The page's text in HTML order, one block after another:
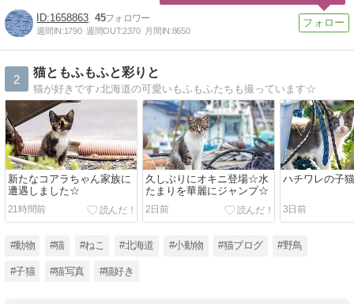
1658863 45
週間IN:1790 週間OUT:2370 月間IN:8650
2
猫ともふもふと彩りと
猫が好きです♪北海道の可愛いもふもふたちも撮っています☆
新たなコアラちゃん家族に
遭遇しました☆
21時間前
久しぶりにオキニ登場☆水
たまりを華麗にジャンプ☆
2日前
ハチワレの子
3日前
#動物 #猫 #ねこ #北海道 #小動物 #猫ブログ #野鳥
#子猫 #猫写真 #猫好き